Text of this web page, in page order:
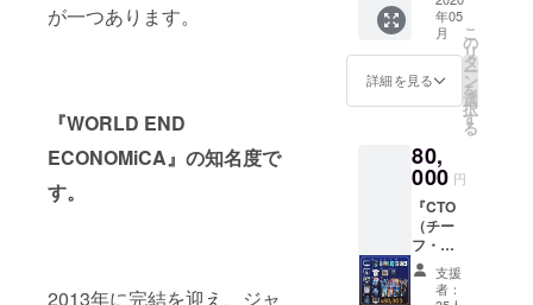
が一つあります。
『WORLD END
ECONOMiCA』 の知名度で
す。
2013年に完結を迎え、ジャ
考欄に
希望す
るお名
前を記
入して
くださ
・サイ
ンプリ
ント色
製台本
・エン
ジット
（小）
※公序良
俗に反
する名
前、１
０文字
以上の
ターン
＞ ・壁
紙 ・
本体
Steam
episode
1~3 ・
ＰＶ先
行視聴
権 ・過
去同人
誌短編
小説集
グラフ
をお送
りしま
す。 ＜
リター
本体
Steam
キー
コード
episode
1~3 ・
ＰＶ先
行視聴
えて、
・ファ
ンディ
ングの
ストー
ンをお
送りし
ます。
・エン
ドロー
ルへの
クレ
者）』
投資を
通じ
て、企
業が成
長し続
くため
には、
攻めと
守りの
バラン
スが取
れた高
度な財
年05
月
詳細を見る
こ
の
リ
タ
ー
ン
を
選
択
す
る
80,
000 円
『CTO
（チー
フ・テ
クノロ
ジー・
支援
者：